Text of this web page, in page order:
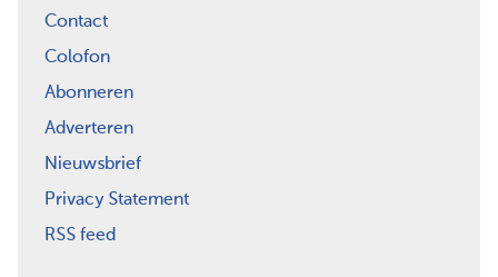
Contact
Colofon
Abonneren
Adverteren
Nieuwsbrief
Privacy Statement
RSS feed